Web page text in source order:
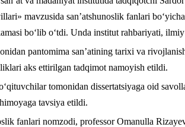
mavzusida san’atshunoslik fanlari
bo‘lib o‘tdi. Unda institut rahbariyati,
pantomima san’atining tarixi va
aks ettirilgan tadqimot namoyish etildi.
tomonidan dissertatsiyaga oid
tavsiya etildi.
fanlari nomzodi, professor Omanulla